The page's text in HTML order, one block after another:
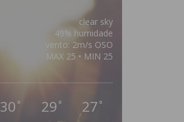
clear sky
49% humidade
vento: 2m/s OSO
MAX 25 • MIN 25
30 ° 29 ° 27 °